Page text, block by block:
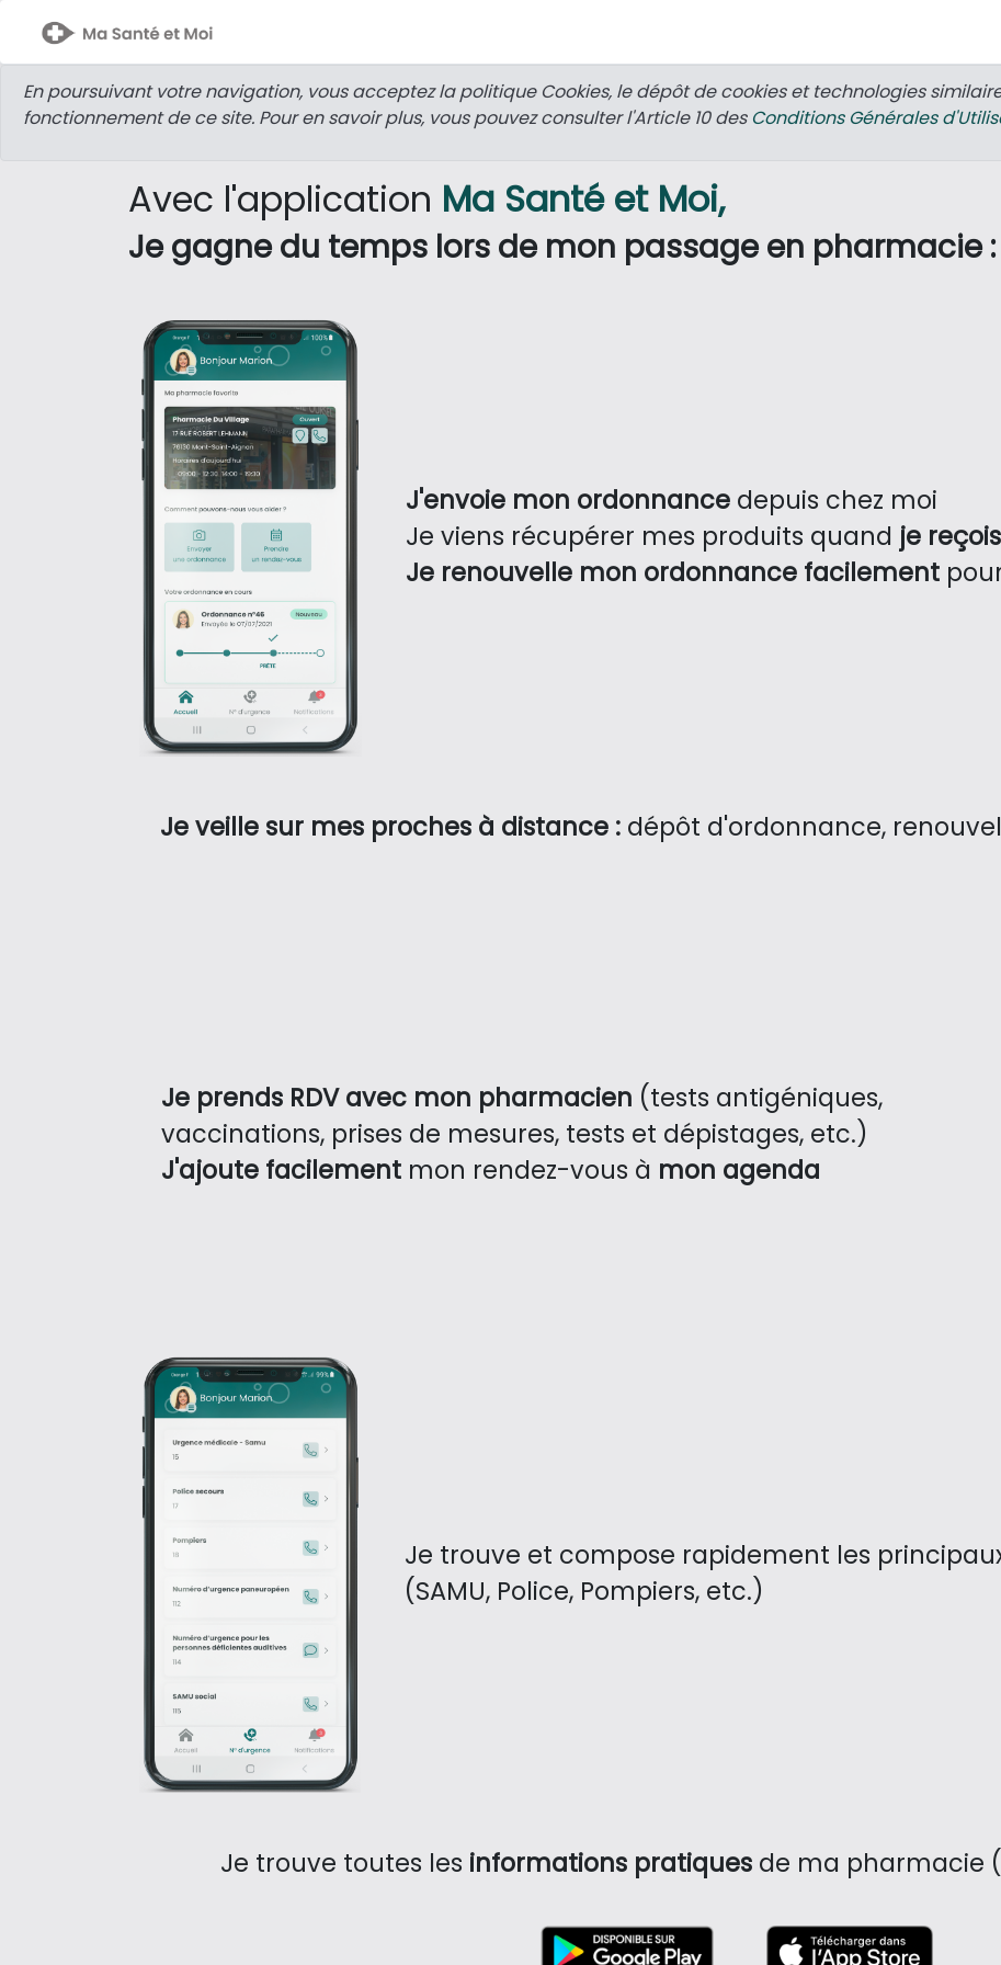
En poursuivant votre navigation, vous acceptez la politique Cookies, le dépôt de cookies et technologies
fonctionnement de ce site. Pour en savoir plus, vous pouvez consulter l'Article 10 des Conditions Générales
Avec l'application Ma Santé et Moi,
Je gagne du temps lors de mon passage en pharmacie :
J'envoie mon ordonnancedepuis chez moi
Je viens récupérer mes produits quand je
Je renouvelle mon ordonnance facilement
Je veille sur mes proches à distance : dépôt d'ordonnance,
Je prends RDV avec mon pharmacien (tests antigéniques,
vaccinations, prises de mesures, tests et dépistages, etc.)
J'ajoute facilement mon rendez-vous à mon agenda
Je trouve et compose rapidement les
(SAMU, Police, Pompiers, etc.)
Je trouve toutes les informations pratiques de ma pharmacie